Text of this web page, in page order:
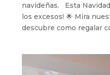
navideñas. Esta
los excesos! 🌟 Mira
descubre como regalar